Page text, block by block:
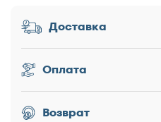
130x190
130x195
130x200
140x190
Заголовок
Оценка товара
Доставка
Оплата
Возврат